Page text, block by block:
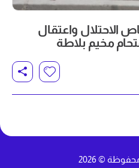
الاحتلال واعتقال
مخيم بلاطة
© 2026